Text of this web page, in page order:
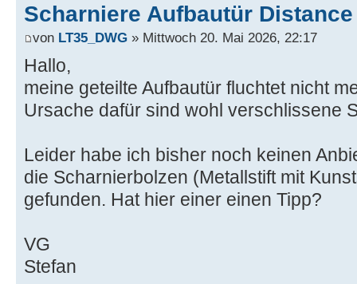
Scharniere Aufbautür
von LT35_DWG » Mittwoch 20. Mai 2026, 22:17
Hallo,
meine geteilte Aufbautür fluchtet nicht
Ursache dafür sind wohl verschlissene
Leider habe ich bisher noch keinen
die Scharnierbolzen (Metallstift mit
gefunden. Hat hier einer einen Tipp?
VG
Stefan